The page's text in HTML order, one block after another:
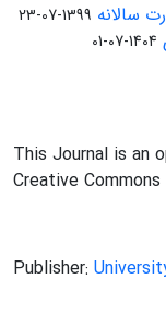
سالانه 1399-07-23
1404-07-01
This Journal is an
Creative
Publisher: